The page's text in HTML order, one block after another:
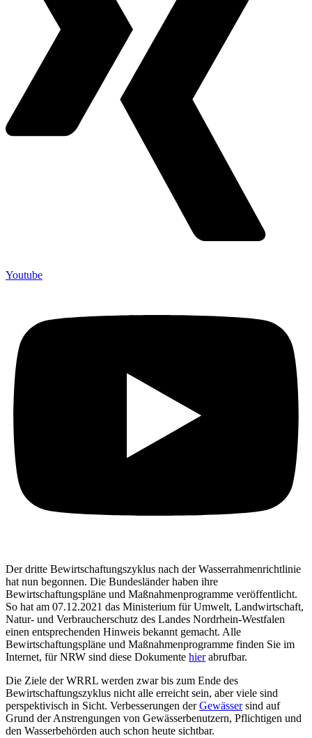
Youtube
Der dritte Bewirtschaftungszyklus nach der Wasserrahmenrichtlinie
hat nun begonnen. Die Bundesländer haben ihre
Bewirtschaftungspläne und Maßnahmenprogramme veröffentlicht.
So hat am 07.12.2021 das Ministerium für Umwelt, Landwirtschaft,
Natur- und Verbraucherschutz des Landes Nordrhein-Westfalen
einen entsprechenden Hinweis bekannt gemacht. Alle
Bewirtschaftungspläne und Maßnahmenprogramme finden Sie im
Internet, für NRW sind diese Dokumente hierabrufbar.
Die Ziele der WRRL werden zwar bis zum Ende des
Bewirtschaftungszyklus nicht alle erreicht sein, aber viele sind
perspektivisch in Sicht. Verbesserungen derGewässersind auf
Grund der Anstrengungen von Gewässerbenutzern, Pflichtigen und
den Wasserbehörden auch schon heute sichtbar.